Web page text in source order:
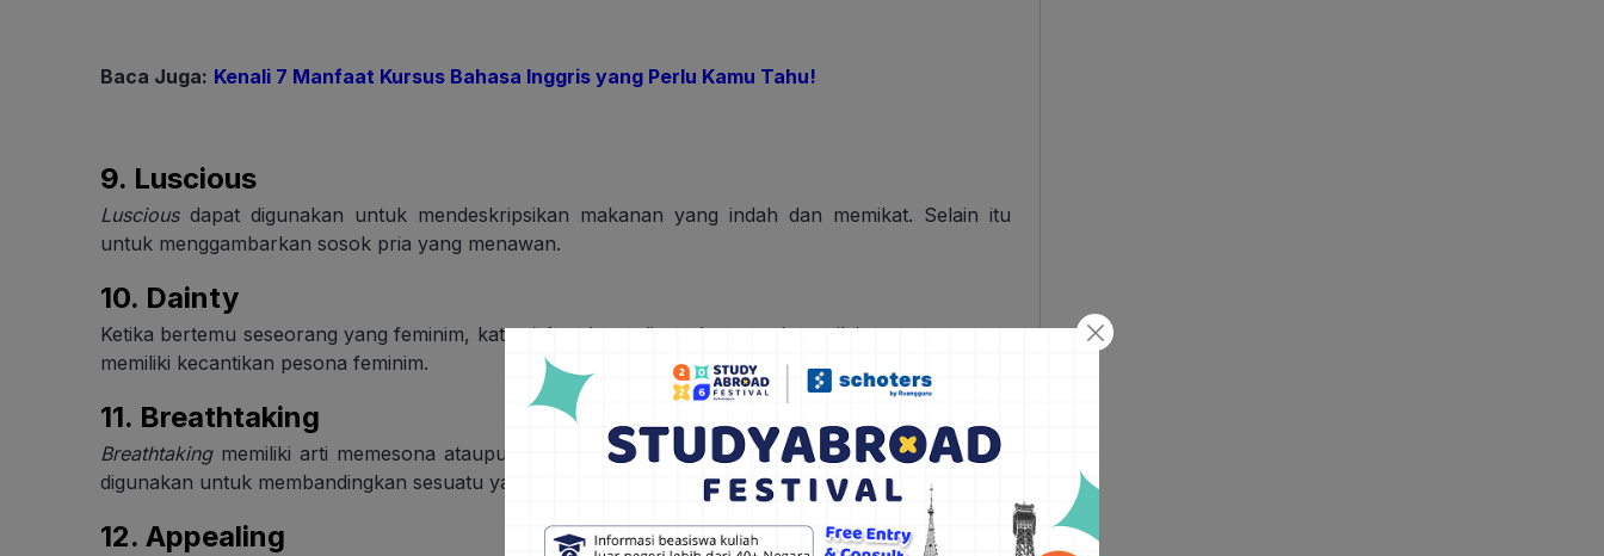
Baca Juga: Kenali 7 Manfaat Kursus Bahasa Inggris yang Perlu Kamu Tahu!
9. Luscious
Lusciousdapat digunakan untuk mendeskripsikan makanan yang indah dan memikat. Selain itu
untuk menggambarkan sosok pria yang menawan.
10. Dainty
Ketika bertemu seseorang yang feminim, katadaintydapat digunakan untuk menilai seseorang yang
memiliki kecantikan pesona feminim.
11. Breathtaking
Breathtakingmemiliki arti memesona ataupun yang membuat hati menjadi berdebar. Kata ini dapat
digunakan untuk membandingkan sesuatu yang indah.
12. Appealing